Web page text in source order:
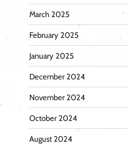
March 2025
February 2025
January 2025
December 2024
November 2024
October 2024
August 2024